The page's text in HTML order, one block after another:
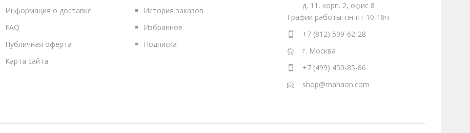
Информация о доставке
FAQ
Публичная оферта
Карта сайта
История заказов
Избранное
Подписка
д. 11, корп. 2, офис 8
График работы: пн-пт 10-18ч
+7 (812) 509-62-28
г. Москва
+7 (499) 450-85-86
shop@mahaon.com